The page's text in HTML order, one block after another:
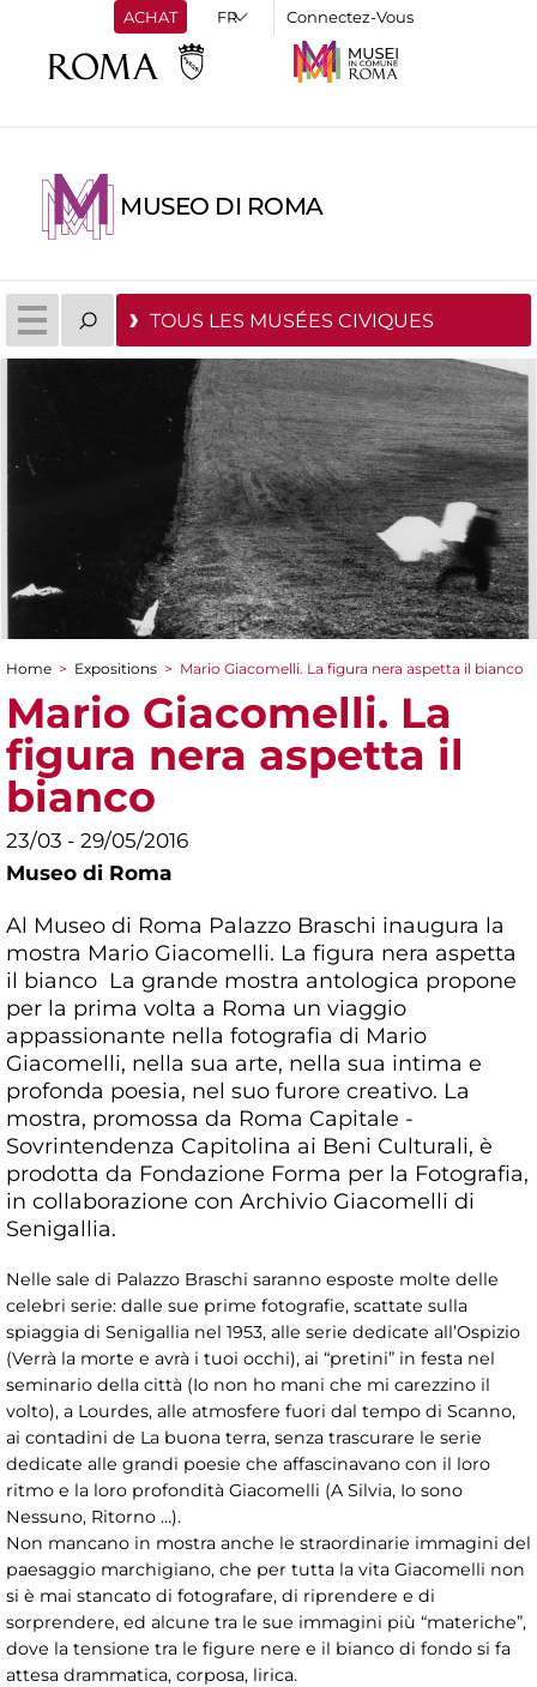
ACHAT Connectez-Vous
MUSEO DI ROMA
TOUS LES MUSÉES CIVIQUES
You are here
Home > Expositions > Mario Giacomelli. La figura nera aspetta il bianco
Mario Giacomelli. La
figura nera aspetta il
bianco
23/03 - 29/05/2016
Museo di Roma
Al Museo di Roma Palazzo Braschi inaugura la
mostra Mario Giacomelli. La figura nera aspetta
il bianco La grande mostra antologica propone
per la prima volta a Roma un viaggio
appassionante nella fotografia di Mario
Giacomelli, nella sua arte, nella sua intima e
profonda poesia, nel suo furore creativo. La
mostra, promossa da Roma Capitale -
Sovrintendenza Capitolina ai Beni Culturali, è
prodotta da Fondazione Forma per la Fotografia,
in collaborazione con Archivio Giacomelli di
Senigallia.
Nelle sale di Palazzo Braschi saranno esposte molte delle
celebri serie: dalle sue prime fotografie, scattate sulla
spiaggia di Senigallia nel 1953, alle serie dedicate all’Ospizio
(Verrà la morte e avrà i tuoi occhi), ai “pretini” in festa nel
seminario della città (Io non ho mani che mi carezzino il
volto), a Lourdes, alle atmosfere fuori dal tempo di Scanno,
ai contadini de La buona terra, senza trascurare le serie
dedicate alle grandi poesie che affascinavano con il loro
ritmo e la loro profondità Giacomelli (A Silvia, Io sono
Nessuno, Ritorno …).
Non mancano in mostra anche le straordinarie immagini del
paesaggio marchigiano, che per tutta la vita Giacomelli non
si è mai stancato di fotografare, di riprendere e di
sorprendere, ed alcune tra le sue immagini più “materiche”,
dove la tensione tra le figure nere e il bianco di fondo si fa
attesa drammatica, corposa, lirica.